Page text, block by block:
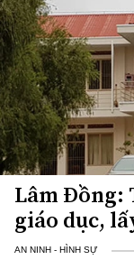
Lâm Đồng:
giáo dục,
AN NINH - HÌNH SỰ